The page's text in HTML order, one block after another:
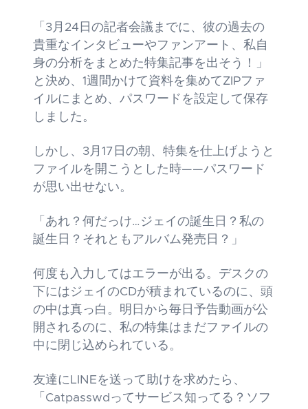
「3月24日の記者会議までに、彼の過去の
貴重なインタビューやファンアート、私自
身の分析をまとめた特集記事を出そう！」
と決め、1週間かけて資料を集めてZIPファ
イルにまとめ、パスワードを設定して保存
しました。
しかし、3月17日の朝、特集を仕上げようと
ファイルを開こうとした時——パスワード
が思い出せない。
「あれ？何だっけ…ジェイの誕生日？私の
誕生日？それともアルバム発売日？」
何度も入力してはエラーが出る。デスクの
下にはジェイのCDが積まれているのに、頭
の中は真っ白。明日から毎日予告動画が公
開されるのに、私の特集はまだファイルの
中に閉じ込められている。
友達にLINEを送って助けを求めたら、
「Catpasswdってサービス知ってる？ソフ